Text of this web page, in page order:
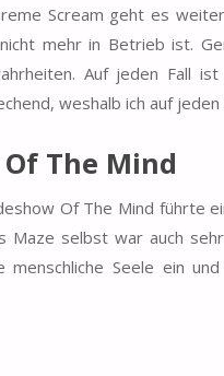
Scream geht es
mehr in Betrieb ist.
Auf jeden Fall
weshalb ich auf
The Mind
Of The Mind führte
Maze selbst war auch
Seele ein